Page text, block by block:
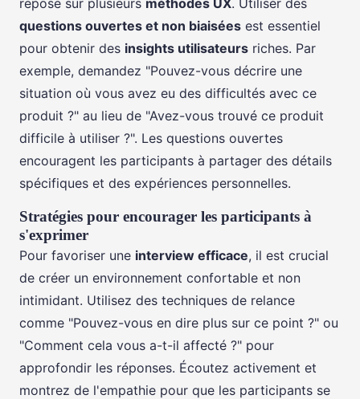
repose sur plusieurs méthodes UX. Utiliser des
questions ouvertes et non biaisées est essentiel
pour obtenir des insights utilisateurs riches. Par
exemple, demandez "Pouvez-vous décrire une
situation où vous avez eu des difficultés avec ce
produit ?" au lieu de "Avez-vous trouvé ce produit
difficile à utiliser ?". Les questions ouvertes
encouragent les participants à partager des détails
spécifiques et des expériences personnelles.
Stratégies pour encourager les participants à
s'exprimer
Pour favoriser une interview efficace, il est crucial
de créer un environnement confortable et non
intimidant. Utilisez des techniques de relance
comme "Pouvez-vous en dire plus sur ce point ?" ou
"Comment cela vous a-t-il affecté ?" pour
approfondir les réponses. Écoutez activement et
montrez de l'empathie pour que les participants se